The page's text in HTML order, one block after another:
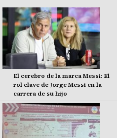
El cerebro de la marca Messi: El
rol clave de Jorge Messi en la
carrera de su hijo